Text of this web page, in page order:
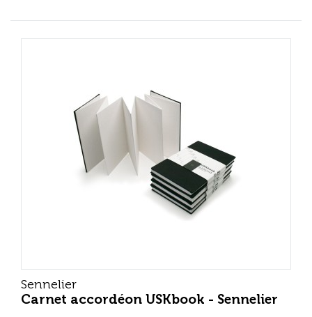
Sennelier
Carnet accordéon USKbook - Sennelier